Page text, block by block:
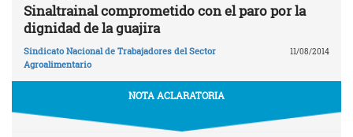
Sinaltrainal comprometido con el paro por la
dignidad de la guajira
Sindicato Nacional de Trabajadores del Sector
Agroalimentario
11/08/2014
NOTA ACLARATORIA